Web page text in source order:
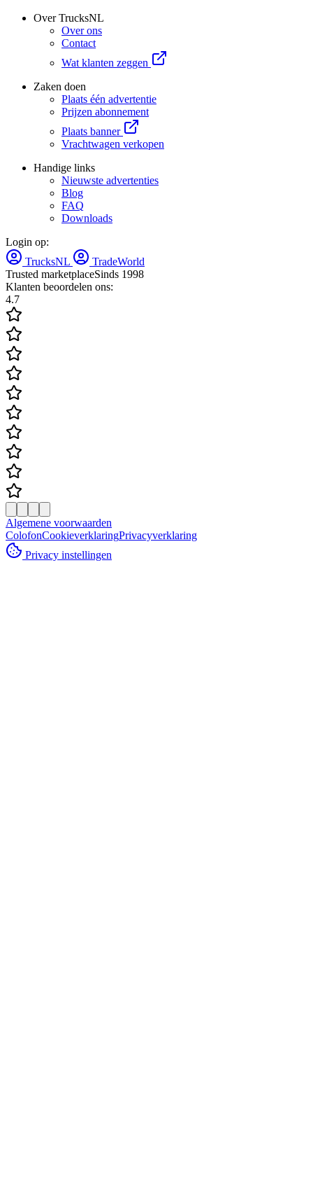
Over TrucksNL
Over ons
Contact
Wat klanten zeggen
Zaken doen
Plaats één advertentie
Prijzen abonnement
Plaats banner
Vrachtwagen verkopen
Handige links
Nieuwste advertenties
Blog
FAQ
Downloads
Login op:
TrucksNL
TradeWorld
Trusted marketplaceSinds 1998
Klanten beoordelen ons:
4.7
Algemene voorwaarden
ColofonCookieverklaringPrivacyverklaring
Privacy instellingen